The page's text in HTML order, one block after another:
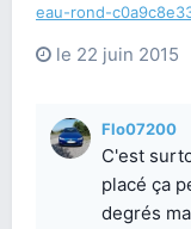
eau-rond-
le 22 juin 2015
Flo07200
C'est
placé ça
degrés